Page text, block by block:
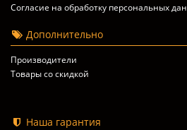
Согласие на обработку персональных
Дополнительно
Производители
Товары со скидкой
Наша гарантия